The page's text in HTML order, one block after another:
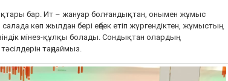
бар. Ит – жануар болғандықтан, онымен жұмыс
көп жылдан бері еңбек етіп жүргендіктен, жұмыстың
мінез-құлқы болады. Сондықтан олардың
таңдаймыз.